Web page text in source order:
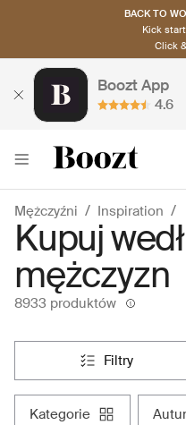
BACK TO
Kick
Click
Boozt App
4.6
Mężczyźni Inspiration
Kupuj
mężczyzn
8933 produktów
filtry
kategorie